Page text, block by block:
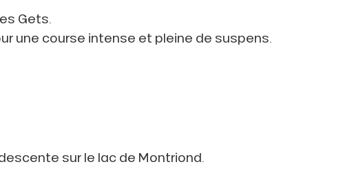
Gets.
une course intense et pleine de suspens.
sur le lac de Montriond.